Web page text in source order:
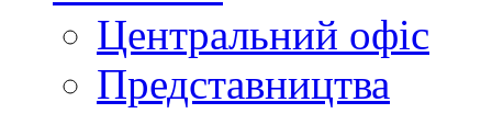
Центральний офіс
Представництва